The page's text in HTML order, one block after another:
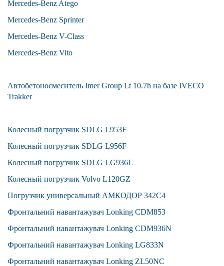
Mercedes-Benz Atego
Mercedes-Benz Sprinter
Mercedes-Benz V-Class
Mercedes-Benz Vito
Автобетоносмеситель Imer Group Lt 10.7h на базе IVECO
Trakker
Колесный погрузчик SDLG L953F
Колесный погрузчик SDLG L956F
Колесный погрузчик SDLG LG936L
Колесный погрузчик Volvo L120GZ
Погрузчик универсальный АМКОДОР 342С4
Фронтальний навантажувач Lonking CDM853
Фронтальний навантажувач Lonking CDM936N
Фронтальний навантажувач Lonking LG833N
Фронтальний навантажувач Lonking ZL50NC